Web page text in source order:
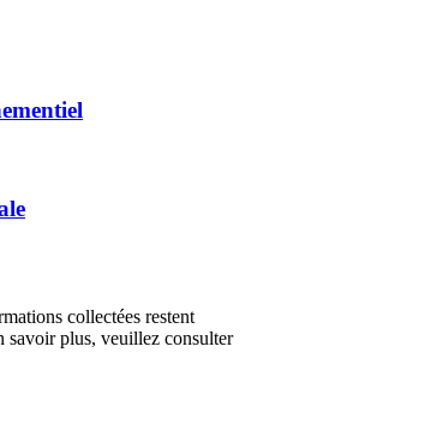
collectées restent
savoir plus, veuillez consulter